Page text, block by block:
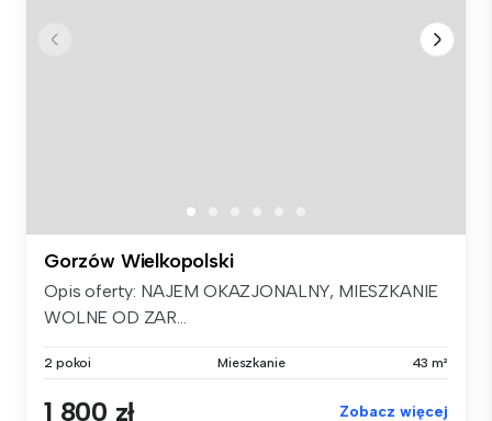
Gorzów Wielkopolski
Opis oferty: NAJEM OKAZJONALNY, MIESZKANIE
WOLNE OD ZAR...
2 pokoi Mieszkanie 43 m²
1 800 zł Zobacz więcej